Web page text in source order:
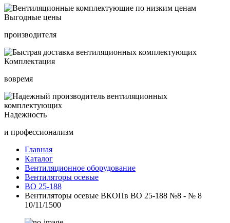
Выгодные цены
производителя
Комплектация
вовремя
Надежность
и профессионализм
Главная
Каталог
Вентиляционное оборудование
Вентиляторы осевые
ВО 25-188
Вентиляторы осевые ВКОПв ВО 25-188 №8 - № 8
10/11/1500